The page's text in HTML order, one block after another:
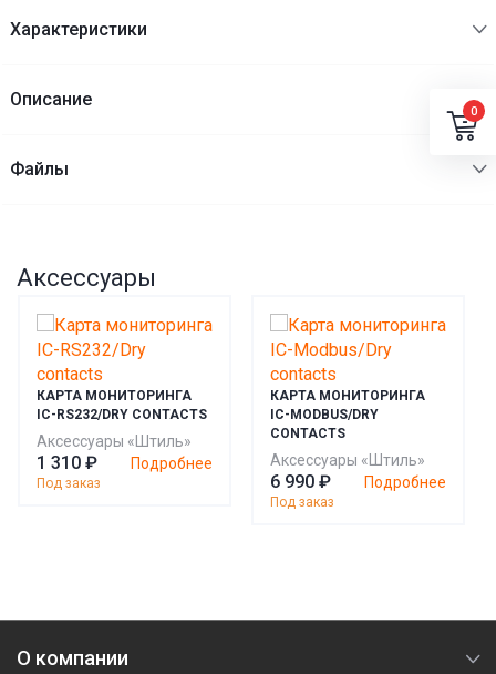
Характеристики
Описание
Файлы
Аксессуары
КАРТА МОНИТОРИНГА
IC-RS232/DRY CONTACTS
Аксессуары «Штиль»
1 310 ₽ Подробнее
Под заказ
КАРТА МОНИТОРИНГА
IC-MODBUS/DRY
CONTACTS
Аксессуары «Штиль»
6 990 ₽ Подробнее
Под заказ
О компании
0